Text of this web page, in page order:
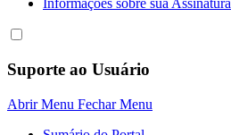
Suporte ao Usuário
Abrir Menu Fechar Menu